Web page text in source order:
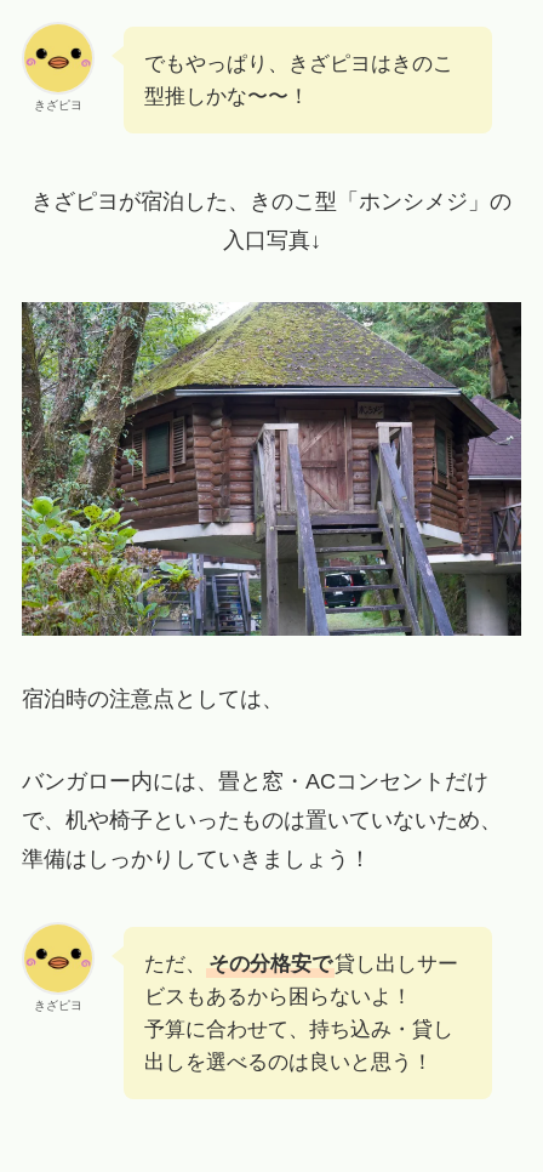
きざピヨ
でもやっぱり、きざピヨはきのこ
型推しかな〜〜！
きざピヨが宿泊した、きのこ型「ホンシメジ」の
入口写真↓
宿泊時の注意点としては、
バンガロー内には、畳と窓・ACコンセントだけ
で、机や椅子といったものは置いていないため、
準備はしっかりしていきましょう！
きざピヨ
ただ、 その分格安で貸し出しサー
ビスもあるから困らないよ！
予算に合わせて、持ち込み・貸し
出しを選べるのは良いと思う！